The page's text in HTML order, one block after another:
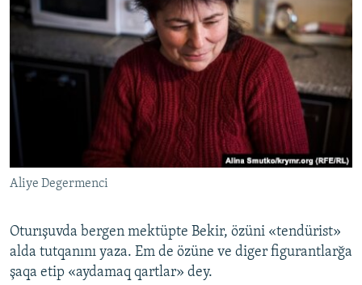
Aliye Degermenci
Oturışuvda bergen mektüpte Bekir, özüni «tendürist»
alda tutqanını yaza. Em de özüne ve diger figurantlarğa
şaqa etip «aydamaq qartlar» dey.